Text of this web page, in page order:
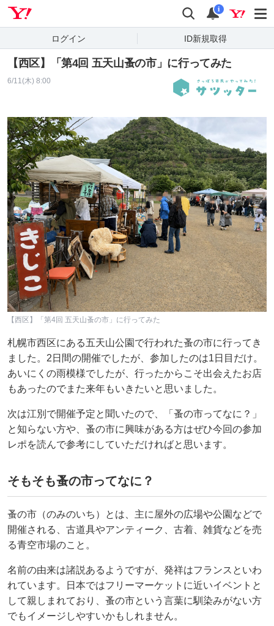
検索 通知
i
ログイン ID新規取得
【西区】「第4回 五天山蚤の市」に行ってみた
6/11(木) 8:00
【西区】「第4回 五天山蚤の市」に行ってみた
札幌市西区にある五天山公園で行われた蚤の市に行ってき
ました。2日間の開催でしたが、参加したのは1日目だけ。
あいにくの雨模様でしたが、行ったからこそ出会えたお店
もあったのでまた来年もいきたいと思いました。
次は江別で開催予定と聞いたので、「蚤の市ってなに？」
と知らない方や、蚤の市に興味がある方はぜひ今回の参加
レポを読んで参考にしていただければと思います。
そもそも蚤の市ってなに？
蚤の市（のみのいち）とは、主に屋外の広場や公園などで
開催される、古道具やアンティーク、古着、雑貨などを売
る青空市場のこと。
名前の由来は諸説あるようですが、発祥はフランスといわ
れています。日本ではフリーマーケットに近いイベントと
して親しまれており、蚤の市という言葉に馴染みがない方
でもイメージしやすいかもしれません。